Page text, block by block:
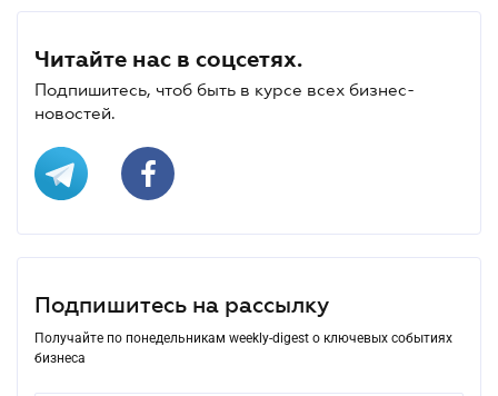
Читайте нас в соцсетях.
Подпишитесь, чтоб быть в курсе всех бизнес-
новостей.
Подпишитесь на рассылку
Получайте по понедельникам weekly-digest о ключевых событиях
бизнеса